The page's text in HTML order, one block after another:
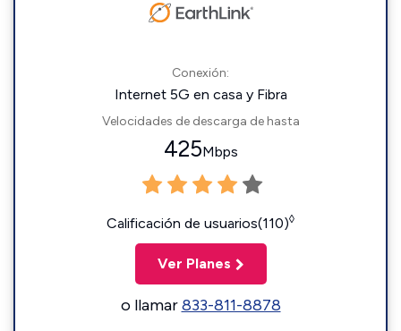
Conexión:
Internet 5G en casa y Fibra
Velocidades de descarga de hasta
425Mbps
Calificación de usuarios(110)◊
Ver Planes
o llamar833-811-8878